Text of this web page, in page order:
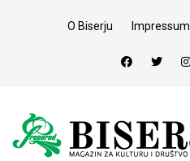
O Biserju Impressum